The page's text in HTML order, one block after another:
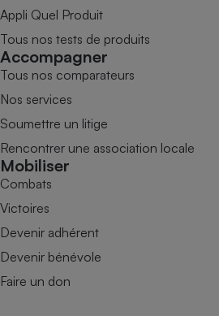
Appli Quel Produit
Tous nos tests de produits
Accompagner
Tous nos comparateurs
Nos services
Soumettre un litige
Rencontrer une association locale
Mobiliser
Combats
Victoires
Devenir adhérent
Devenir bénévole
Faire un don